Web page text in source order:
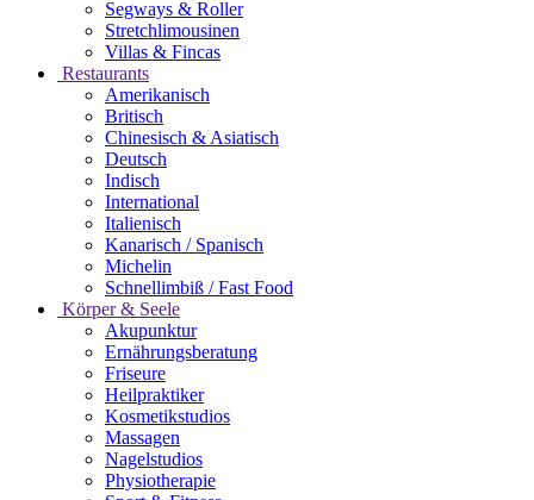
Segways & Roller
Stretchlimousinen
Villas & Fincas
Restaurants
Amerikanisch
Britisch
Chinesisch & Asiatisch
Deutsch
Indisch
International
Italienisch
Kanarisch / Spanisch
Michelin
Schnellimbiß / Fast Food
Körper & Seele
Akupunktur
Ernährungsberatung
Friseure
Heilpraktiker
Kosmetikstudios
Massagen
Nagelstudios
Physiotherapie